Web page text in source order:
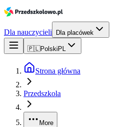
Dla nauczycieli Dla placówek
🇵🇱Polski PL
Strona główna
Przedszkola
More